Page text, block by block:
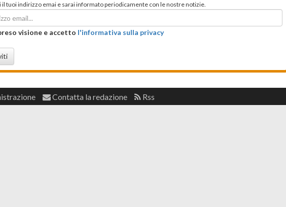
il tuoi indirizzo emai e sarai informato periodicamente con le nostre notizie.
visione e accetto l'informativa sulla privacy
Contatta la redazione Rss